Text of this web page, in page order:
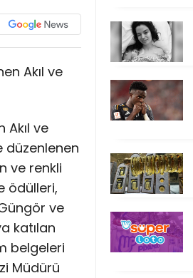
Akıl ve
ve
düzenlenen
ve renkli
ödülleri,
ve
katılan
belgeleri
Müdürü